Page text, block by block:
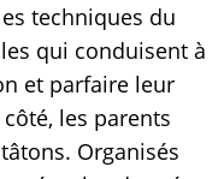
techniques du
qui conduisent à
et parfaire leur
les parents
Organisés